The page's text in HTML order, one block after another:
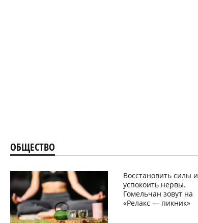
ОБЩЕСТВО
Восстановить силы и
успокоить нервы.
Гомельчан зовут на
«Релакс — пикник»